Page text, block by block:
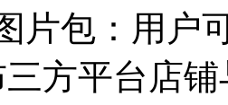
片包：用户
方平台店